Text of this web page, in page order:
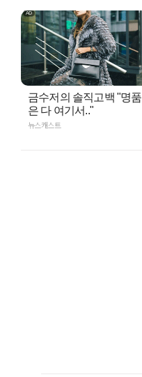
금수저의 솔직고백 "명품
은 다 여기서.."
뉴스캐스트